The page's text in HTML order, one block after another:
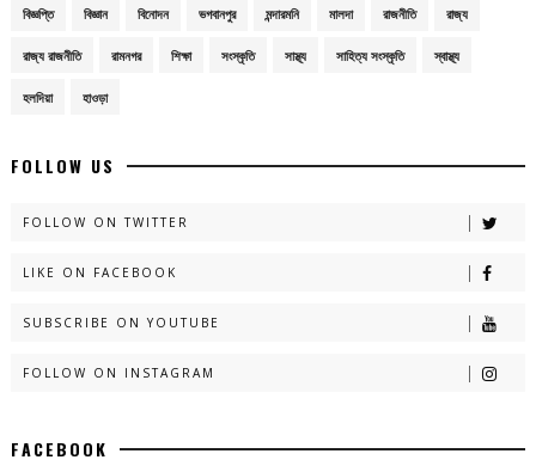
বিজ্ঞপ্তি বিজ্ঞান বিনোদন ভগবানপুর মন্দারমনি মালদা রাজনীতি রাজ্য
রাজ্য রাজনীতি রামনগর শিক্ষা সংস্কৃতি সাস্থ্য সাহিত্য সংস্কৃতি স্বাস্থ্য
হলদিয়া হাওড়া
FOLLOW US
FOLLOW ON TWITTER
LIKE ON FACEBOOK
SUBSCRIBE ON YOUTUBE
FOLLOW ON INSTAGRAM
FACEBOOK